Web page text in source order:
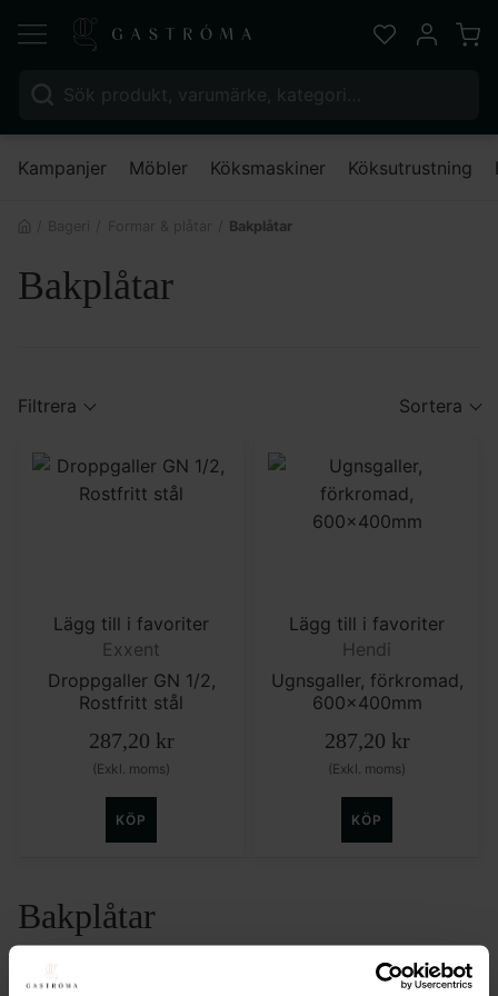
Sök efter:
Favoriter
Mitt
Kampanjer Möbler Köksmaskiner Köksutrustning
Bakplåtar
Bakplåtar
Filtrera Sortera
Lägg till i favoriter
Exxent
Droppgaller GN 1/2,
Rostfritt stål
287,20 kr
(Exkl. moms)
KÖP
Lägg till i favoriter
Hendi
Ugnsgaller, förkromad,
600x400mm
287,20 kr
(Exkl. moms)
KÖP
Bakplåtar
Bakplåtar är ett viktigt redskap inom bakning och